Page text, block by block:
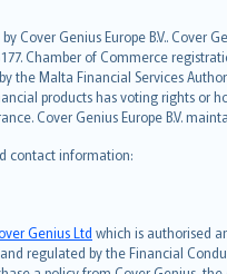
Cover Genius Europe B.V..
Chamber of Commerce
the Malta Financial Services
products has voting rights or
Cover Genius Europe B.V.
contact information:
Genius Ltd which is authorised
regulated by the Financial